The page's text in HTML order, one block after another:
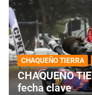
CHAQUEÑO TIERRA
CHAQUEÑO
fecha clave